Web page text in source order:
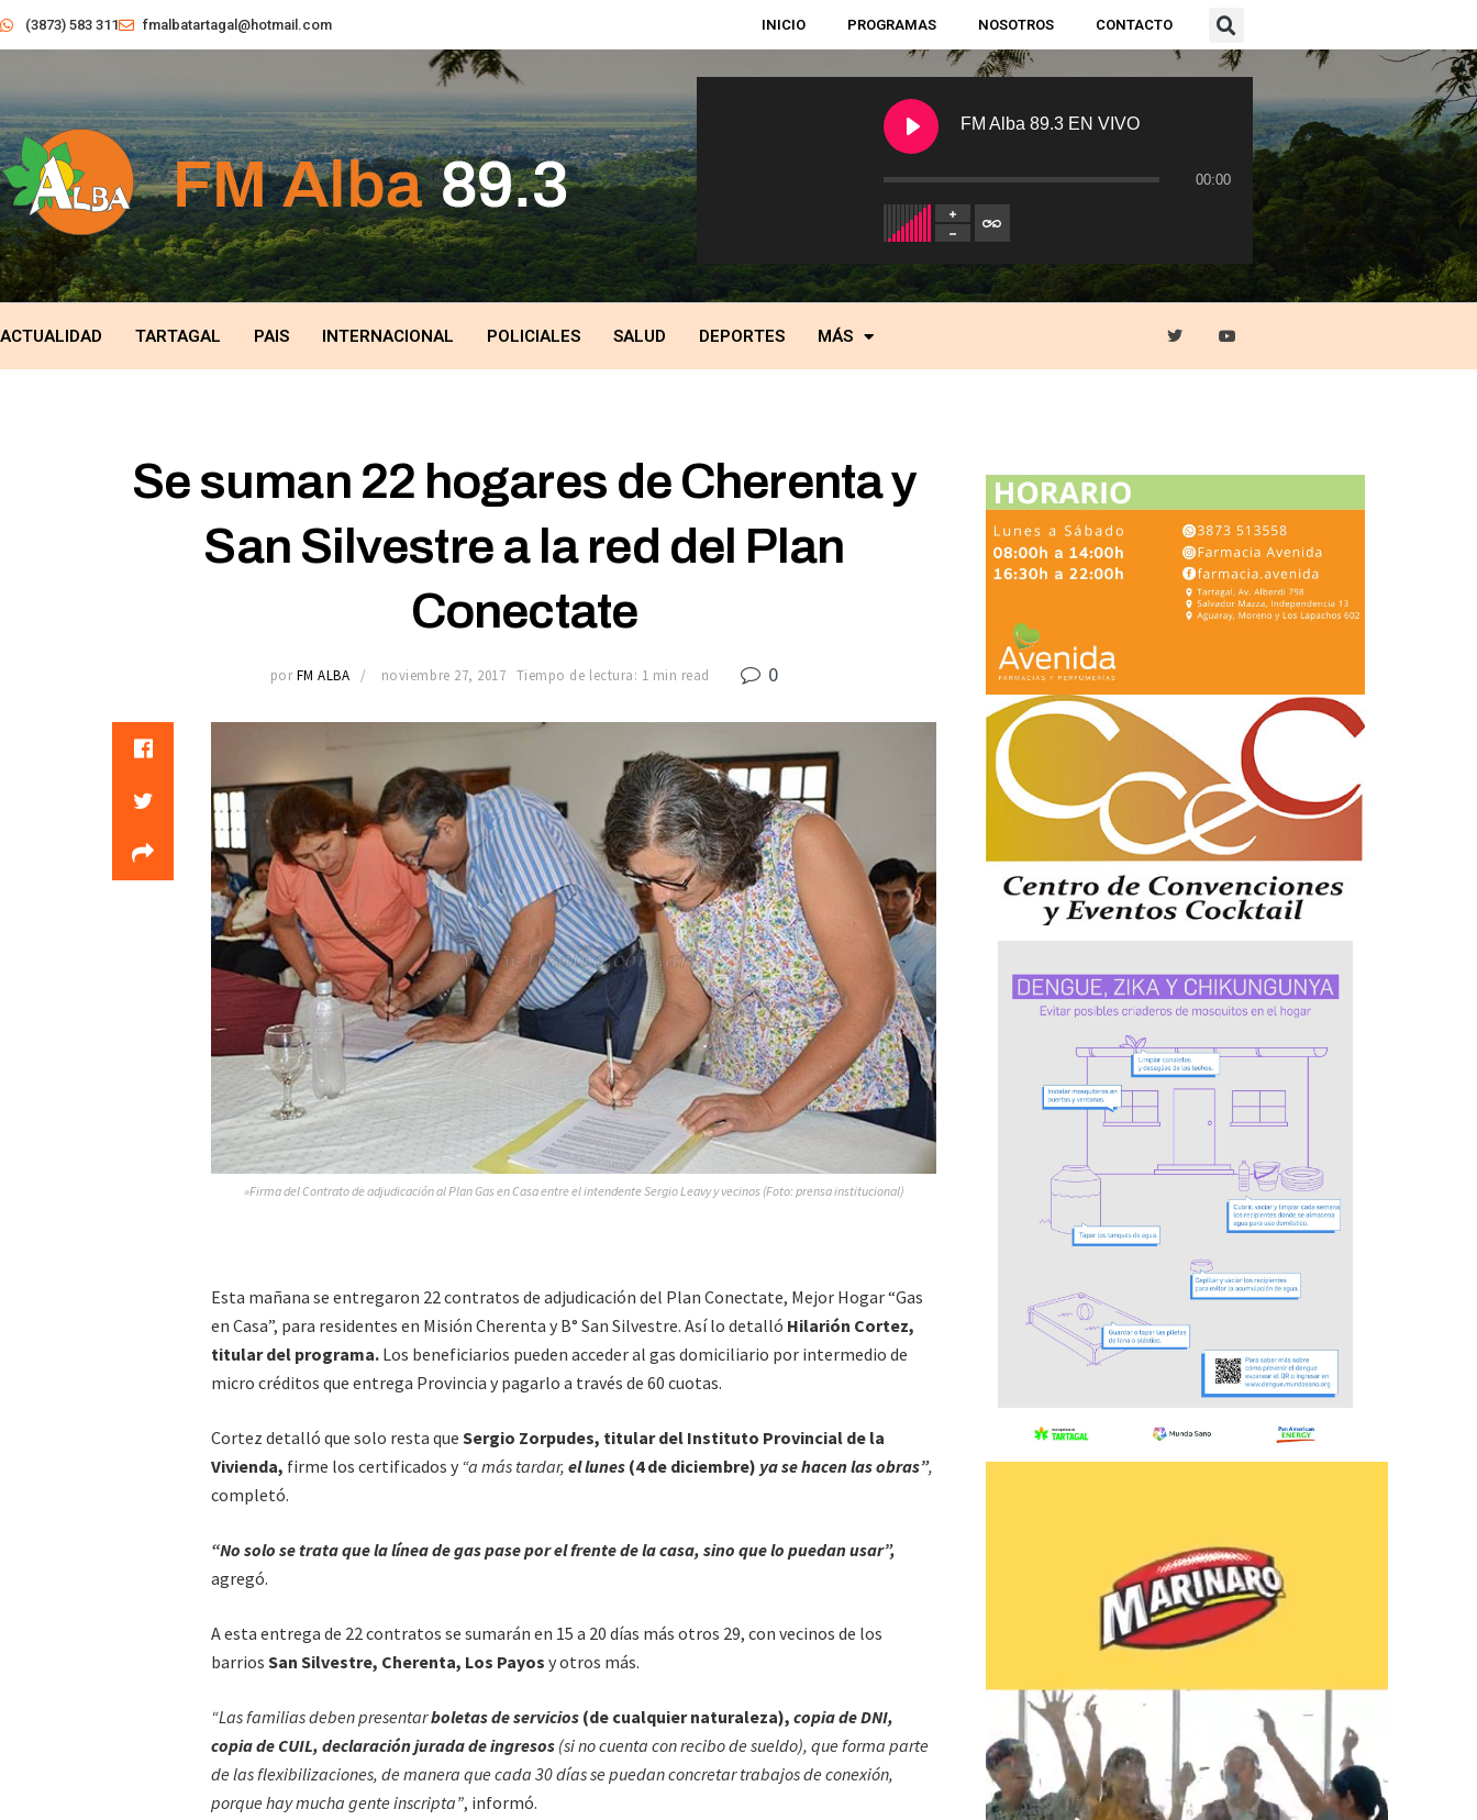
(3873) 583 311 fmalbatartagal@hotmail.com INICIO PROGRAMAS NOSOTROS CONTACTO
FM Alba 89.3 EN VIVO
00:00
ACTUALIDAD TARTAGAL PAIS INTERNACIONAL POLICIALES SALUD DEPORTES MÁS
Se suman 22 hogares de Cherenta y
San Silvestre a la red del Plan
Conectate
por FM ALBA noviembre 27, 2017 Tiempo de lectura: 1 min read 0
»Firma del Contrato de adjudicación al Plan Gas en Casa entre el intendente Sergio Leavy y vecinos (Foto: prensa institucional)
Esta mañana se entregaron 22 contratos de adjudicación del Plan Conectate, Mejor Hogar “Gas
en Casa”, para residentes en Misión Cherenta y B° San Silvestre. Así lo detalló Hilarión Cortez,
titular del programa. Los beneficiarios pueden acceder al gas domiciliario por intermedio de
micro créditos que entrega Provincia y pagarlo a través de 60 cuotas.
Cortez detalló que solo resta que Sergio Zorpudes, titular del Instituto Provincial de la
Vivienda, firme los certificados y “a más tardar, el lunes (4 de diciembre) ya se hacen las obras”,
completó.
“No solo se trata que la línea de gas pase por el frente de la casa, sino que lo puedan usar”,
agregó.
A esta entrega de 22 contratos se sumarán en 15 a 20 días más otros 29, con vecinos de los
barrios San Silvestre, Cherenta, Los Payos y otros más.
“Las familias deben presentarboletas de servicios (de cualquier naturaleza), copia de DNI,
copia de CUIL, declaración jurada de ingresos (si no cuenta con recibo de sueldo), que forma parte
de las flexibilizaciones, de manera que cada 30 días se puedan concretar trabajos de conexión,
porque hay mucha gente inscripta”, informó.